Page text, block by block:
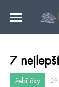
7
žebříčky